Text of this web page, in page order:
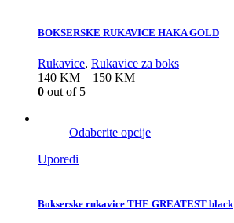
BOKSERSKE RUKAVICE HAKA GOLD
Rukavice, Rukavice za boks
140 KM – 150 KM
0 out of 5
Odaberite opcije
Uporedi
Bokserske rukavice THE GREATEST black